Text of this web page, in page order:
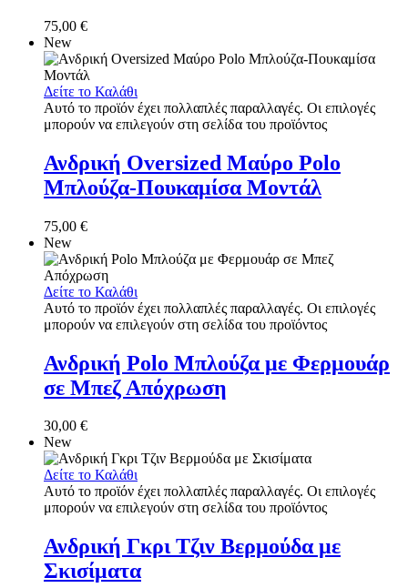
75,00 €
New
Δείτε το Καλάθι
Αυτό το προϊόν έχει πολλαπλές παραλλαγές. Οι επιλογές
μπορούν να επιλεγούν στη σελίδα του προϊόντος
Ανδρική Oversized Μαύρο Polo
Μπλούζα-Πουκαμίσα Μοντάλ
75,00 €
New
Δείτε το Καλάθι
Αυτό το προϊόν έχει πολλαπλές παραλλαγές. Οι επιλογές
μπορούν να επιλεγούν στη σελίδα του προϊόντος
Ανδρική Polo Μπλούζα με Φερμουάρ
σε Μπεζ Απόχρωση
30,00 €
New
Δείτε το Καλάθι
Αυτό το προϊόν έχει πολλαπλές παραλλαγές. Οι επιλογές
μπορούν να επιλεγούν στη σελίδα του προϊόντος
Ανδρική Γκρι Τζιν Βερμούδα με
Σκισίματα